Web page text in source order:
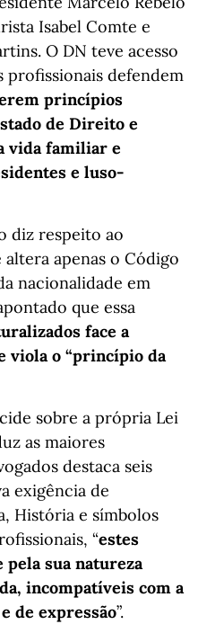
Isabel Comte e
O DN teve acesso
profissionais defendem
princípios
de Direito e
vida familiar e
e luso-
diz respeito ao
apenas o Código
nacionalidade em
que essa
face a
viola o “princípio da
sobre a própria Lei
as maiores
destaca seis
exigência de
História e símbolos
“estes
sua natureza
incompatíveis com a
de expressão”.